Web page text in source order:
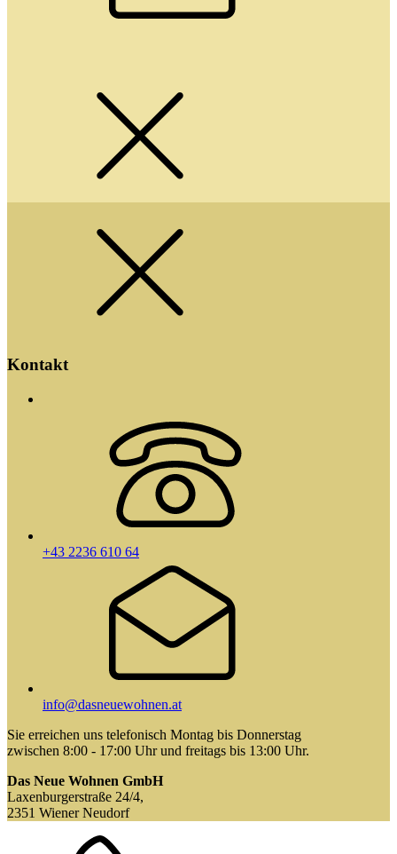
Kontakt
+43 2236 610 64
info@dasneuewohnen.at
Sie erreichen uns telefonisch Montag bis Donnerstag
zwischen 8:00 - 17:00 Uhr und freitags bis 13:00 Uhr.
Das Neue Wohnen GmbH
Laxenburgerstraße 24/4,
2351 Wiener Neudorf